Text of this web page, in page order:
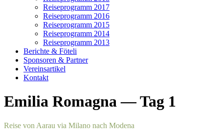
Reiseprogramm 2017
Reiseprogramm 2016
Reiseprogramm 2015
Reiseprogramm 2014
Reiseprogramm 2013
Berichte & Föteli
Sponsoren & Partner
Vereinsartikel
Kontakt
Emilia Romagna — Tag 1
Reise von Aarau via Milano nach Mod­e­na